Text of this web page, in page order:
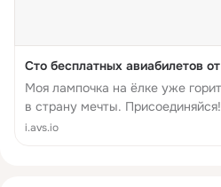
Сто бесплатных авиабилетов
Моя лампочка на ёлке уже
в страну мечты. Присоединяйся!
i.avs.io